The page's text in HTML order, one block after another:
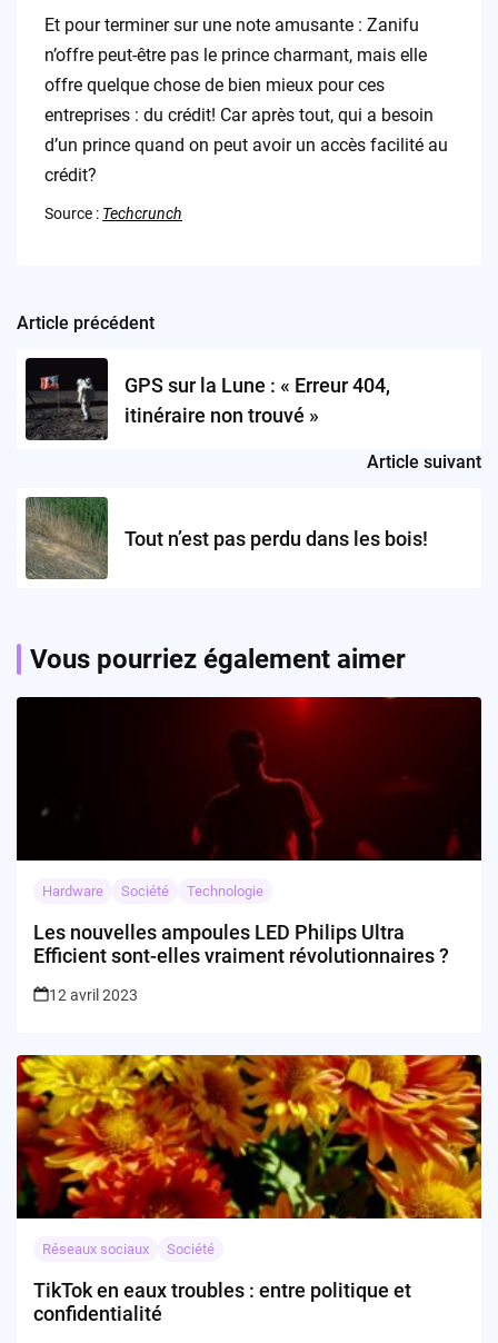
Et pour terminer sur une note amusante : Zanifu
n’offre peut-être pas le prince charmant, mais elle
offre quelque chose de bien mieux pour ces
entreprises : du crédit! Car après tout, qui a besoin
d’un prince quand on peut avoir un accès facilité au
crédit?
Source : Techcrunch
Post
navigation
Article précédent
GPS sur la Lune : « Erreur 404,
itinéraire non trouvé »
Article suivant
Tout n’est pas perdu dans les bois!
Vous pourriez également aimer
Hardware Société Technologie
Les nouvelles ampoules LED Philips Ultra
Efficient sont-elles vraiment révolutionnaires ?
12 avril 2023
Réseaux sociaux Société
TikTok en eaux troubles : entre politique et
confidentialité